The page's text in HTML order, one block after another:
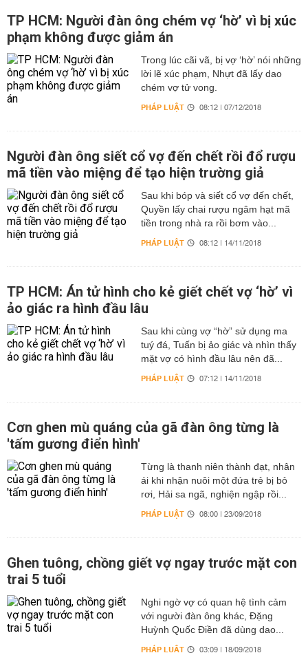
TP HCM: Người đàn ông chém vợ ‘hờ’ vì bị xúc
phạm không được giảm án
Trong lúc cãi vã, bị vợ ‘hờ’ nói những
lời lẽ xúc phạm, Nhựt đã lấy dao
chém vợ tử vong.
PHÁP LUẬT 08:12 | 07/12/2018
Người đàn ông siết cổ vợ đến chết rồi đổ rượu
mã tiền vào miệng để tạo hiện trường giả
Sau khi bóp và siết cổ vợ đến chết,
Quyền lấy chai rượu ngâm hạt mã
tiền trong nhà ra rồi bơm vào...
PHÁP LUẬT 08:12 | 14/11/2018
TP HCM: Án tử hình cho kẻ giết chết vợ ‘hờ’ vì
ảo giác ra hình đầu lâu
Sau khi cùng vợ “hờ” sử dụng ma
tuý đá, Tuấn bị ảo giác và nhìn thấy
mặt vợ có hình đầu lâu nên đã...
PHÁP LUẬT 07:12 | 14/11/2018
Cơn ghen mù quáng của gã đàn ông từng là
'tấm gương điển hình'
Từng là thanh niên thành đạt, nhân
ái khi nhận nuôi một đứa trẻ bị bỏ
rơi, Hải sa ngã, nghiện ngập rồi...
PHÁP LUẬT 08:00 | 23/09/2018
Ghen tuông, chồng giết vợ ngay trước mặt con
trai 5 tuổi
Nghi ngờ vợ có quan hệ tình cảm
với người đàn ông khác, Đặng
Huỳnh Quốc Điền đã dùng dao...
PHÁP LUẬT 03:09 | 18/09/2018